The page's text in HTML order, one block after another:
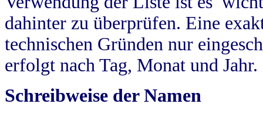
dahinter zu überprüfen. Eine
technischen Gründen nur
erfolgt nach Tag, Monat und Jahr.
Schreibweise der Namen